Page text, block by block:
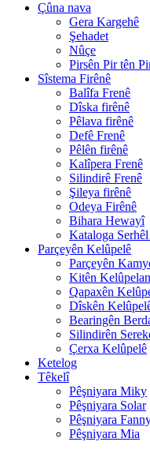
Çûna nava
Gera Kargehê
Şehadet
Nûçe
Pirsên Pir tên
Sîstema Firênê
Balîfa Frenê
Dîska firênê
Pêlava firênê
Defê Frenê
Pêlên firênê
Kalîpera Frenê
Silindirê Frenê
Şileya firênê
Odeya Firênê
Bihara Hewayî
Kataloga
Parçeyên Kelûpelê
Parçeyên
Kitên Kelûpelan
Qapaxên
Dîskên
Bearingên
Silindirên
Çerxa Kelûpelê
Ketelog
Têkelî
Pêşniyara Miky
Pêşniyara Solar
Pêşniyara
Pêşniyara Mia